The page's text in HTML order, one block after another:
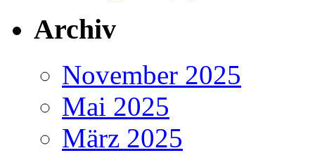
Archiv
November 2025
Mai 2025
März 2025